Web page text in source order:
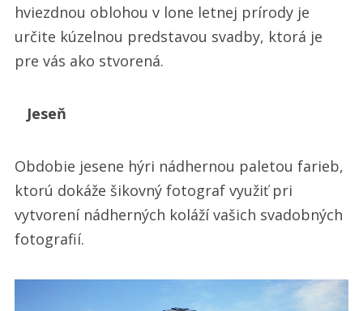
hviezdnou oblohou v lone letnej prírody je
určite kúzelnou predstavou svadby, ktorá je
pre vás ako stvorená.
Jeseň
Obdobie jesene hýri nádhernou paletou farieb,
ktorú dokáže šikovný fotograf využiť pri
vytvorení nádherných koláží vašich svadobných
fotografií.